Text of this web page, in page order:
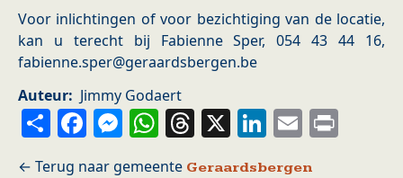
Voor inlichtingen of voor bezichtiging van de locatie,
kan u terecht bij Fabienne Sper, 054 43 44 16,
fabienne.sper@geraardsbergen.be
Auteur
Jimmy Godaert
ShareFacebook
Messenger
WhatsApp
Threads
X LinkedIn
Email
Geraardsbergen